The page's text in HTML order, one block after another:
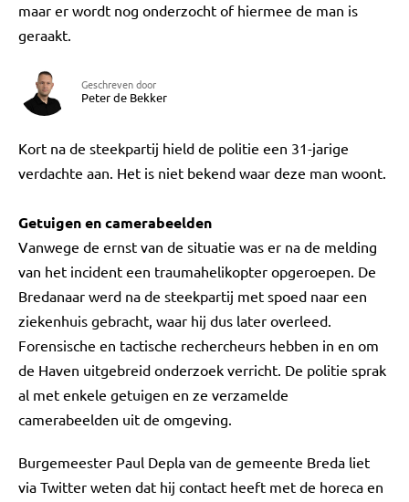
maar er wordt nog onderzocht of hiermee de man is
geraakt.
Geschreven door
Peter de Bekker
Kort na de steekpartij hield de politie een 31-jarige
verdachte aan. Het is niet bekend waar deze man woont.
Getuigen en camerabeelden
Vanwege de ernst van de situatie was er na de melding
van het incident een traumahelikopter opgeroepen. De
Bredanaar werd na de steekpartij met spoed naar een
ziekenhuis gebracht, waar hij dus later overleed.
Forensische en tactische rechercheurs hebben in en om
de Haven uitgebreid onderzoek verricht. De politie sprak
al met enkele getuigen en ze verzamelde
camerabeelden uit de omgeving.
Burgemeester Paul Depla van de gemeente Breda liet
via Twitter weten dat hij contact heeft met de horeca en